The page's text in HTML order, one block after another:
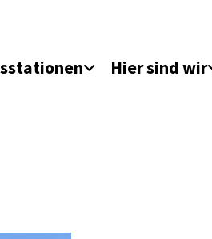
Hier sind wir